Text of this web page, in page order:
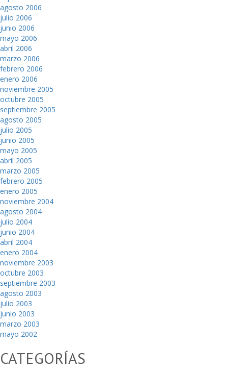
agosto 2006
julio 2006
junio 2006
mayo 2006
abril 2006
marzo 2006
febrero 2006
enero 2006
noviembre 2005
octubre 2005
septiembre 2005
agosto 2005
julio 2005
junio 2005
mayo 2005
abril 2005
marzo 2005
febrero 2005
enero 2005
noviembre 2004
agosto 2004
julio 2004
junio 2004
abril 2004
enero 2004
noviembre 2003
octubre 2003
septiembre 2003
agosto 2003
julio 2003
junio 2003
marzo 2003
mayo 2002
CATEGORÍAS